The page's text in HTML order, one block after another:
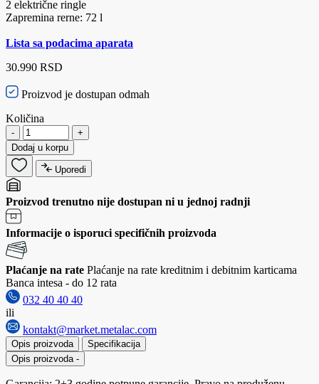
2 električne ringle
Zapremina rerne: 72 l
Lista sa podacima aparata
30.990 RSD
Proizvod je dostupan odmah
Količina
-
+
Dodaj u korpu
Uporedi
Proizvod trenutno nije dostupan ni u jednoj radnji
Informacije o isporuci specifičnih proizvoda
Plaćanje na rate Plaćanje na rate kreditnim i debitnim karticama
Banca intesa - do 12 rata
032 40 40 40
ili
kontakt@market.metalac.com
Opis proizvoda
Specifikacija
Opis proizvoda -